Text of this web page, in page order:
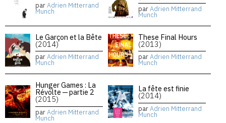
parAdrien Mitterrand
Munch parAdrien Mitterrand
Munch
Le Garçon et la Bête
(2014)
parAdrien Mitterrand
Munch
These Final Hours
(2013)
parAdrien Mitterrand
Munch
Hunger Games : La
Révolte — partie 2
(2015)
parAdrien Mitterrand
Munch
La fête est finie
(2014)
parAdrien Mitterrand
Munch